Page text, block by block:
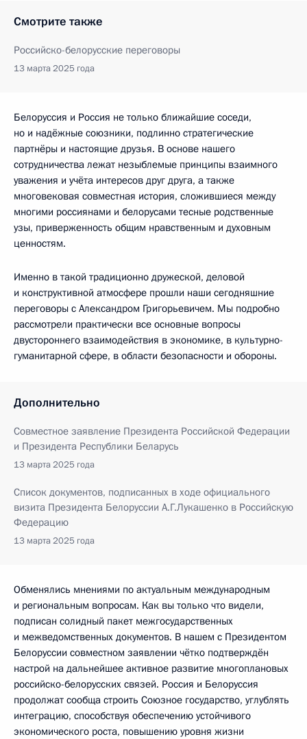
Смотрите также
Российско-белорусские переговоры
13 марта 2025 года
Белоруссия и Россия не только ближайшие соседи,
но и надёжные союзники, подлинно стратегические
партнёры и настоящие друзья. В основе нашего
сотрудничества лежат незыблемые принципы взаимного
уважения и учёта интересов друг друга, а также
многовековая совместная история, сложившиеся между
многими россиянами и белорусами тесные родственные
узы, приверженность общим нравственным и духовным
ценностям.
Именно в такой традиционно дружеской, деловой
и конструктивной атмосфере прошли наши сегодняшние
переговоры с Александром Григорьевичем. Мы подробно
рассмотрели практически все основные вопросы
двустороннего взаимодействия в экономике, в культурно-
гуманитарной сфере, в области безопасности и обороны.
Дополнительно
Совместное заявление Президента Российской Федерации
и Президента Республики Беларусь
13 марта 2025 года
Список документов, подписанных в ходе официального
визита Президента Белоруссии А.Г.Лукашенко в Российскую
Федерацию
13 марта 2025 года
Обменялись мнениями по актуальным международным
и региональным вопросам. Как вы только что видели,
подписан солидный пакет межгосударственных
и межведомственных документов. В нашем с Президентом
Белоруссии совместном заявлении чётко подтверждён
настрой на дальнейшее активное развитие многоплановых
российско-белорусских связей. Россия и Белоруссия
продолжат сообща строить Союзное государство, углублять
интеграцию, способствуя обеспечению устойчивого
экономического роста, повышению уровня жизни